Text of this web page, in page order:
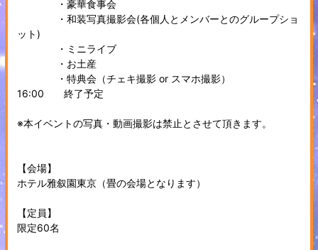
・豪華食事会
・和装写真撮影会(各個人とメンバーとのグループショ
ット)
・ミニライブ
・お土産
・特典会（チェキ撮影 or スマホ撮影）
16:00 終了予定
※本イベントの写真・動画撮影は禁止とさせて頂きます。
【会場】
ホテル雅叙園東京（畳の会場となります）
【定員】
限定60名